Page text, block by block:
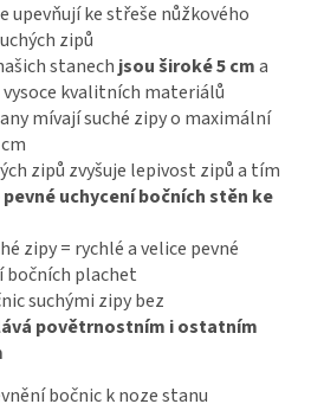
upevňují ke střeše nůžkového
zipů
stanech jsou široké 5 cma
vysoce kvalitních materiálů
mívají suché zipy o maximální
zipů zvyšuje lepivost zipů a tím
uchycení bočních stěn ke
zipy = rychlé a velice pevné
bočních plachet
suchými zipy bez
povětrnostním i ostatním
bočnic k noze stanu